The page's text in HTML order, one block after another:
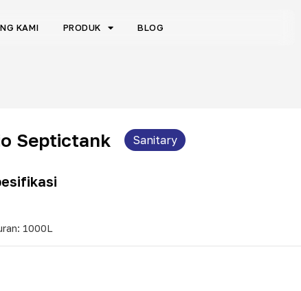
KAMI PRODUK BLOG
Septictank Sanitary
1000L